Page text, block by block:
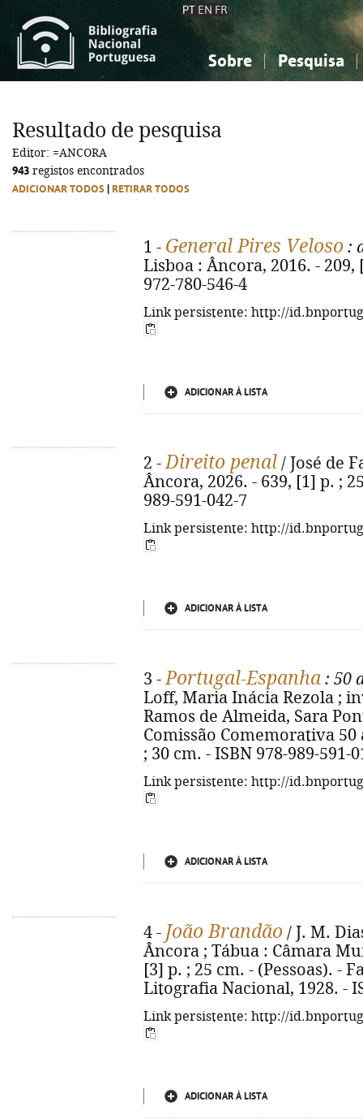
PT EN FR
Sobre Pesquisa
Ciências sociais...
Ciências sociais...
Resultado de pesquisa
Editor: =ANCORA
943 registos encontrados
ADICIONAR TODOS RETIRAR TODOS
1 - General Pires Veloso :
Lisboa : Âncora, 2016. - 209,
972-780-546-4
Link persistente: http://
ADICIONAR À LISTA
2 -Direito penal / José de
Âncora, 2026. - 639, [1] p. ;
989-591-042-7
Link persistente: http://
ADICIONAR À LISTA
3 -Portugal-Espanha : 50
Loff, Maria Inácia Rezola ;
Ramos de Almeida, Sara
Comissão Comemorativa
; 30 cm. - ISBN 978-989-591-
Link persistente: http://
ADICIONAR À LISTA
4 - João Brandão / J. M.
Âncora ; Tábua : Câmara
[3] p. ; 25 cm. - (Pessoas). -
Litografia Nacional, 1928. -
Link persistente: http://
ADICIONAR À LISTA